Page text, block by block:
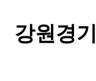
강원경